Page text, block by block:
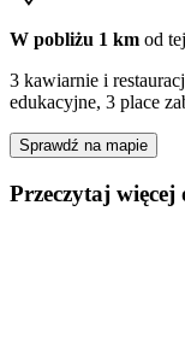
W pobliżu 1 km od tej
3 kawiarnie i
edukacyjne, 3 place
Sprawdź na mapie
Przeczytaj